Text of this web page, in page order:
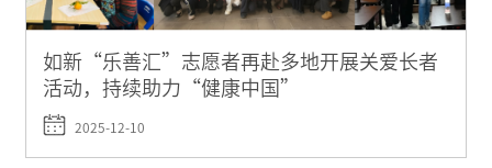
如新“乐善汇”志愿者再赴多地开展关爱长者
活动，持续助力“健康中国”
2025-12-10